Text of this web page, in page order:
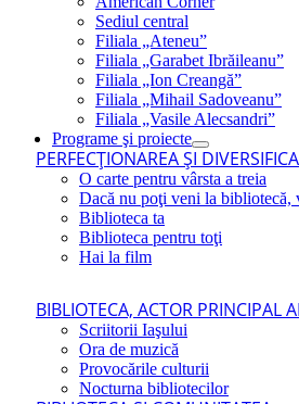
Sediul central
Filiala „Ateneu”
Filiala „Garabet Ibrăileanu”
Filiala „Ion Creangă”
Filiala „Mihail Sadoveanu”
Filiala „Vasile Alecsandri”
Programe şi proiecte
PERFECŢIONAREA ŞI
O carte pentru vârsta a treia
Dacă nu poţi veni la bibliotecă,
Biblioteca ta
Biblioteca pentru toţi
Hai la film
BIBLIOTECA, ACTOR PRINCIPAL
Scriitorii Iaşului
Ora de muzică
Provocările culturii
Nocturna bibliotecilor